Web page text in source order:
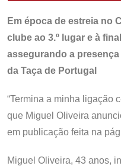
Em época de estreia no
clube ao 3.º lugar e à
assegurando a
da Taça de Portugal
“Termina a minha ligação
que Miguel Oliveira
em publicação feita na
Miguel Oliveira, 43 anos,